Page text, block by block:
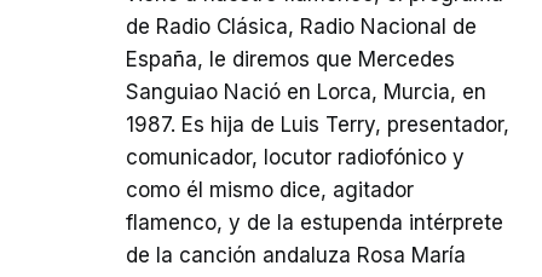
de Radio Clásica, Radio Nacional de
España, le diremos que Mercedes
Sanguiao Nació en Lorca, Murcia, en
1987. Es hija de Luis Terry, presentador,
comunicador, locutor radiofónico y
como él mismo dice, agitador
flamenco, y de la estupenda intérprete
de la canción andaluza Rosa María